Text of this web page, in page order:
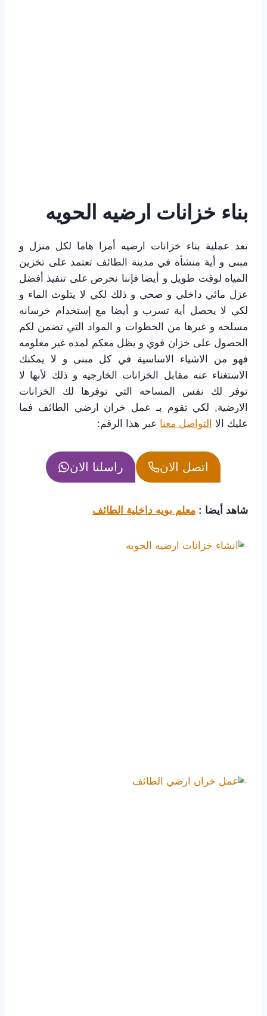
بناء خزانات ارضيه الحويه
تعد عملية بناء خزانات ارضيه أمرا هاما لكل منزل و
مبنى و أية منشأة في مدينة الطائف تعتمد على تخزين
المياه لوقت طويل و أيضا فإننا نحرص على تنفيذ أفضل
عزل مائي داخلي و صحي و ذلك لكي لا يتلوث الماء و
لكي لا يحصل أية تسرب و أيضا مع إستخدام خرسانه
مسلحه و غيرها من الخطوات و المواد التي تضمن لكم
الحصول على خزان قوي و يظل معكم لمده غير معلومه
فهو من الاشياء الاساسية في كل مبنى و لا يمكنك
الاستغناء عنه مقابل الخزانات الخارجيه و ذلك لأنها لا
توفر لك نفس المساحه التي توفرها لك الخزانات
الارضية, لكي تقوم بـ عمل خران ارضي الطائف فما
عليك الا
التواصل معنا عبر هذا الرقم:
اتصل الان راسلنا الان
شاهد أيضا : معلم بويه داخلية الطائف